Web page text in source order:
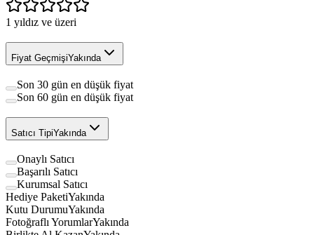
1 yıldız ve üzeri
Fiyat GeçmişiYakında
Son 30 gün en düşük fiyat
Son 60 gün en düşük fiyat
Satıcı TipiYakında
Onaylı Satıcı
Başarılı Satıcı
Kurumsal Satıcı
Hediye PaketiYakında
Kutu DurumuYakında
Fotoğraflı YorumlarYakında